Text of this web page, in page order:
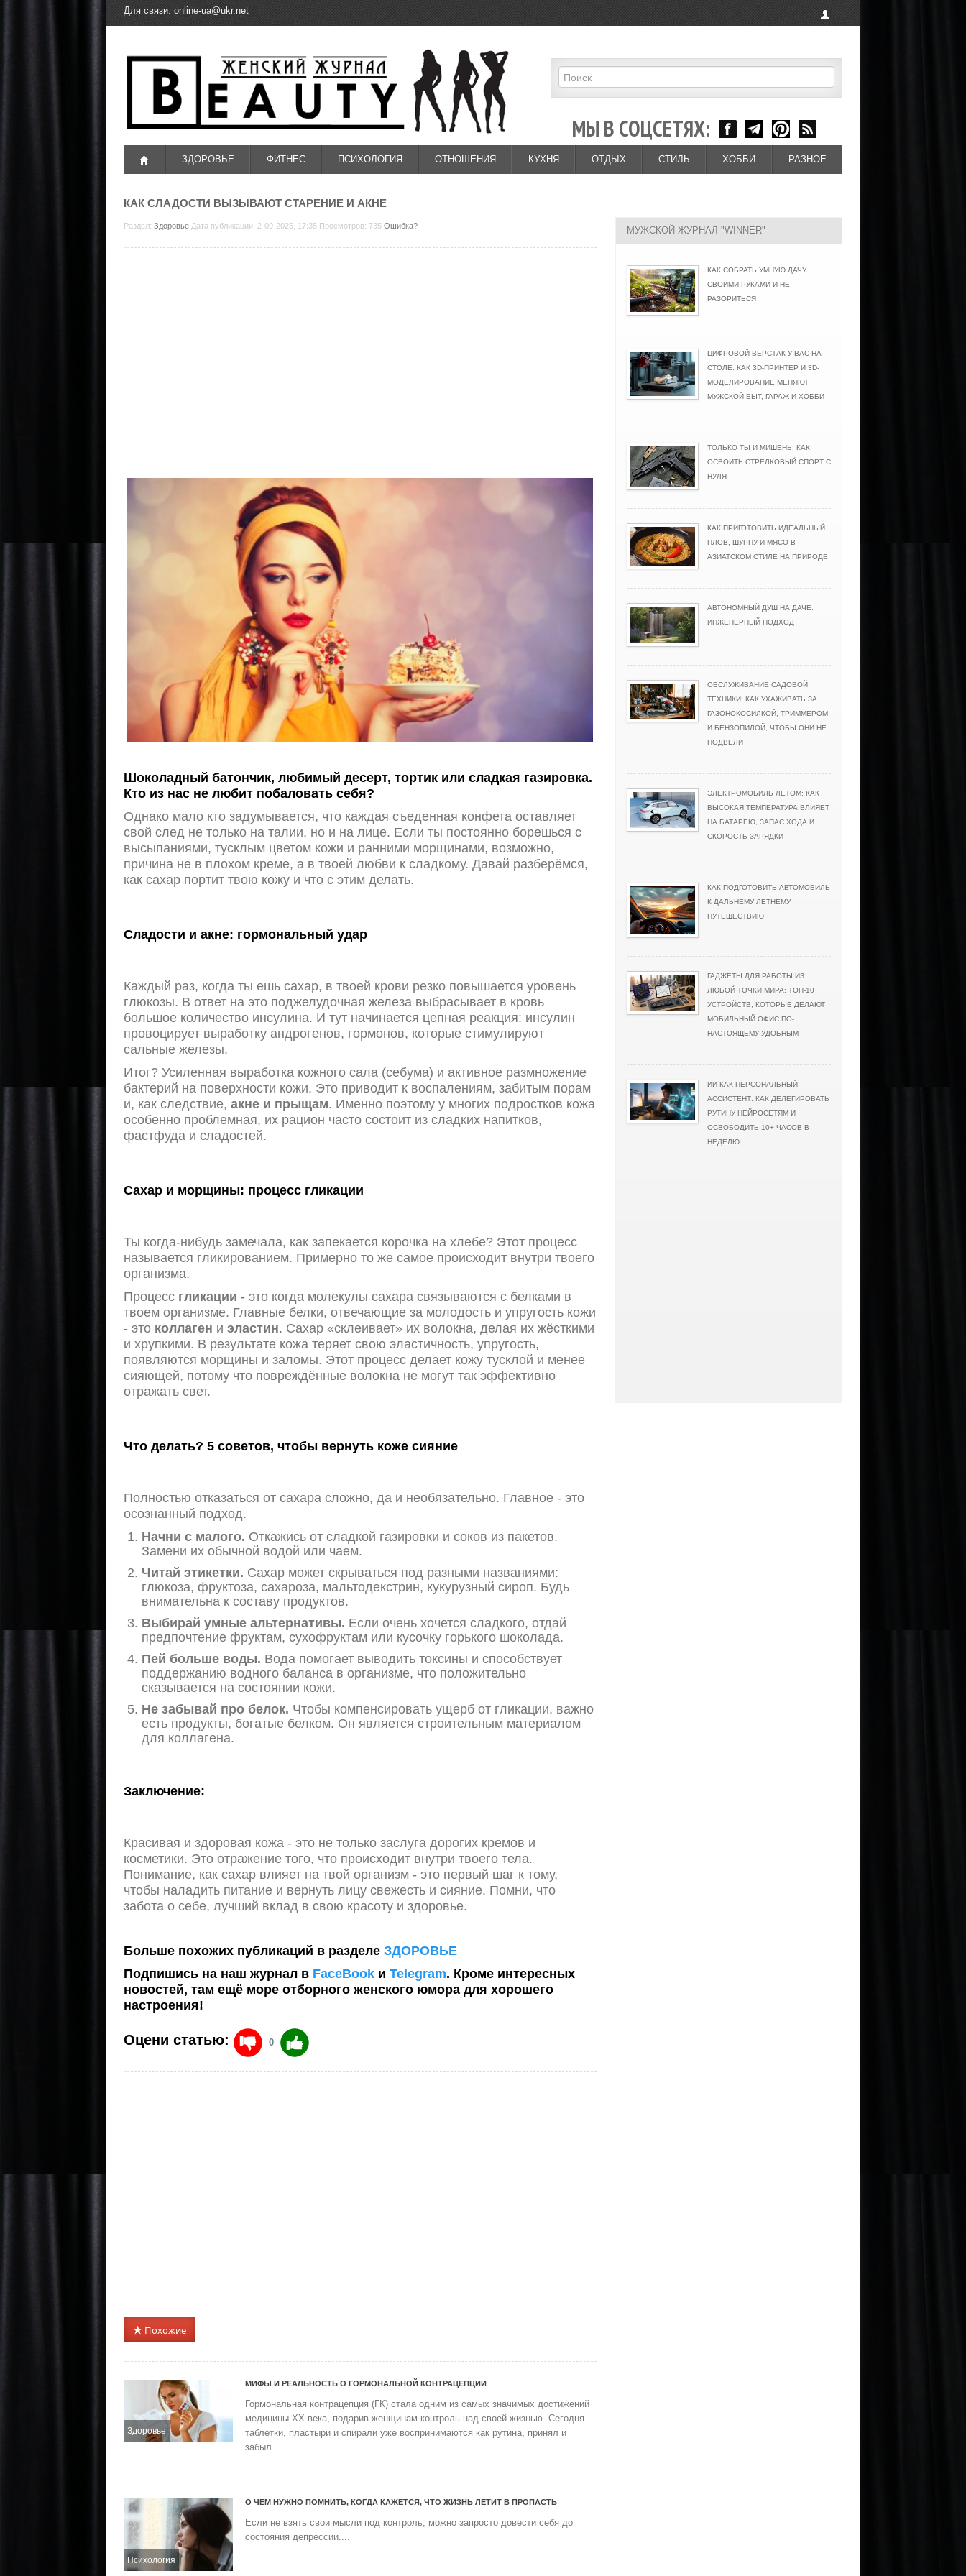
Для связи: online-ua@ukr.net
МЫ В СОЦСЕТЯХ:
ЗДОРОВЬЕ ФИТНЕС ПСИХОЛОГИЯ ОТНОШЕНИЯ КУХНЯ ОТДЫХ СТИЛЬ ХОББИ РАЗНОЕ
КАК СЛАДОСТИ ВЫЗЫВАЮТ СТАРЕНИЕ И АКНЕ
Раздел: Здоровье Дата публикации: 2-09-2025, 17:35 Просмотров: 735 Ошибка?
Шоколадный батончик, любимый десерт, тортик или сладкая газировка.
Кто из нас не любит побаловать себя?
Однако мало кто задумывается, что каждая съеденная конфета оставляет
свой след не только на талии, но и на лице. Если ты постоянно борешься с
высыпаниями, тусклым цветом кожи и ранними морщинами, возможно,
причина не в плохом креме, а в твоей любви к сладкому. Давай разберёмся,
как сахар портит твою кожу и что с этим делать.
Сладости и акне: гормональный удар
Каждый раз, когда ты ешь сахар, в твоей крови резко повышается уровень
глюкозы. В ответ на это поджелудочная железа выбрасывает в кровь
большое количество инсулина. И тут начинается цепная реакция: инсулин
провоцирует выработку андрогенов, гормонов, которые стимулируют
сальные железы.
Итог? Усиленная выработка кожного сала (себума) и активное размножение
бактерий на поверхности кожи. Это приводит к воспалениям, забитым порам
и, как следствие, акне и прыщам. Именно поэтому у многих подростков кожа
особенно проблемная, их рацион часто состоит из сладких напитков,
фастфуда и сладостей.
Сахар и морщины: процесс гликации
Ты когда-нибудь замечала, как запекается корочка на хлебе? Этот процесс
называется гликированием. Примерно то же самое происходит внутри твоего
организма.
Процесс гликации - это когда молекулы сахара связываются с белками в
твоем организме. Главные белки, отвечающие за молодость и упругость кожи
- это коллаген и эластин. Сахар «склеивает» их волокна, делая их жёсткими
и хрупкими. В результате кожа теряет свою эластичность, упругость,
появляются морщины и заломы. Этот процесс делает кожу тусклой и менее
сияющей, потому что повреждённые волокна не могут так эффективно
отражать свет.
Что делать? 5 советов, чтобы вернуть коже сияние
Полностью отказаться от сахара сложно, да и необязательно. Главное - это
осознанный подход.
Начни с малого. Откажись от сладкой газировки и соков из пакетов.
Замени их обычной водой или чаем.
Читай этикетки. Сахар может скрываться под разными названиями:
глюкоза, фруктоза, сахароза, мальтодекстрин, кукурузный сироп. Будь
внимательна к составу продуктов.
Выбирай умные альтернативы. Если очень хочется сладкого, отдай
предпочтение фруктам, сухофруктам или кусочку горького шоколада.
Пей больше воды. Вода помогает выводить токсины и способствует
поддержанию водного баланса в организме, что положительно
сказывается на состоянии кожи.
Не забывай про белок. Чтобы компенсировать ущерб от гликации, важно
есть продукты, богатые белком. Он является строительным материалом
для коллагена.
Заключение:
Красивая и здоровая кожа - это не только заслуга дорогих кремов и
косметики. Это отражение того, что происходит внутри твоего тела.
Понимание, как сахар влияет на твой организм - это первый шаг к тому,
чтобы наладить питание и вернуть лицу свежесть и сияние. Помни, что
забота о себе, лучший вклад в свою красоту и здоровье.
Больше похожих публикаций в разделе ЗДОРОВЬЕ
Подпишись на наш журнал в FaceBook и Telegram. Кроме интересных
новостей, там ещё море отборного женского юмора для хорошего
настроения!
Оцени статью: 0
Похожие
Здоровье
МИФЫ И РЕАЛЬНОСТЬ О ГОРМОНАЛЬНОЙ КОНТРАЦЕПЦИИ
Гормональная контрацепция (ГК) стала одним из самых значимых достижений
медицины XX века, подарив женщинам контроль над своей жизнью. Сегодня
таблетки, пластыри и спирали уже воспринимаются как рутина, принял и
забыл....
Психология
О ЧЕМ НУЖНО ПОМНИТЬ, КОГДА КАЖЕТСЯ, ЧТО ЖИЗНЬ ЛЕТИТ В ПРОПАСТЬ
Если не взять свои мысли под контроль, можно запросто довести себя до
состояния депрессии....
МУЖСКОЙ ЖУРНАЛ "WINNER"
КАК СОБРАТЬ УМНУЮ ДАЧУ
СВОИМИ РУКАМИ И НЕ
РАЗОРИТЬСЯ
ЦИФРОВОЙ ВЕРСТАК У ВАС НА
СТОЛЕ: КАК 3D-ПРИНТЕР И 3D-
МОДЕЛИРОВАНИЕ МЕНЯЮТ
МУЖСКОЙ БЫТ, ГАРАЖ И ХОББИ
ТОЛЬКО ТЫ И МИШЕНЬ: КАК
ОСВОИТЬ СТРЕЛКОВЫЙ СПОРТ С
НУЛЯ
КАК ПРИГОТОВИТЬ ИДЕАЛЬНЫЙ
ПЛОВ, ШУРПУ И МЯСО В
АЗИАТСКОМ СТИЛЕ НА ПРИРОДЕ
АВТОНОМНЫЙ ДУШ НА ДАЧЕ:
ИНЖЕНЕРНЫЙ ПОДХОД
ОБСЛУЖИВАНИЕ САДОВОЙ
ТЕХНИКИ: КАК УХАЖИВАТЬ ЗА
ГАЗОНОКОСИЛКОЙ, ТРИММЕРОМ
И БЕНЗОПИЛОЙ, ЧТОБЫ ОНИ НЕ
ПОДВЕЛИ
ЭЛЕКТРОМОБИЛЬ ЛЕТОМ: КАК
ВЫСОКАЯ ТЕМПЕРАТУРА ВЛИЯЕТ
НА БАТАРЕЮ, ЗАПАС ХОДА И
СКОРОСТЬ ЗАРЯДКИ
КАК ПОДГОТОВИТЬ АВТОМОБИЛЬ
К ДАЛЬНЕМУ ЛЕТНЕМУ
ПУТЕШЕСТВИЮ
ГАДЖЕТЫ ДЛЯ РАБОТЫ ИЗ
ЛЮБОЙ ТОЧКИ МИРА: ТОП-10
УСТРОЙСТВ, КОТОРЫЕ ДЕЛАЮТ
МОБИЛЬНЫЙ ОФИС ПО-
НАСТОЯЩЕМУ УДОБНЫМ
ИИ КАК ПЕРСОНАЛЬНЫЙ
АССИСТЕНТ: КАК ДЕЛЕГИРОВАТЬ
РУТИНУ НЕЙРОСЕТЯМ И
ОСВОБОДИТЬ 10+ ЧАСОВ В
НЕДЕЛЮ